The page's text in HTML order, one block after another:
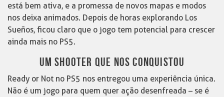
está bem ativa, e a promessa de novos mapas e modos
nos deixa animados. Depois de horas explorando Los
Sueños, ficou claro que o jogo tem potencial para crescer
ainda mais no PS5.
UM SHOOTER QUE NOS CONQUISTOU
Ready or Not no PS5 nos entregou uma experiência única.
Não é um jogo para quem quer ação desenfreada – se é